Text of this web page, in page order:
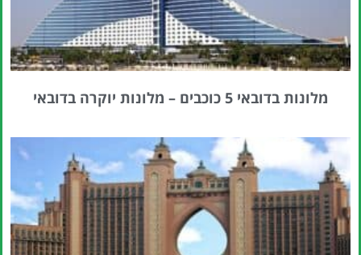
מלונות בדובאי 5 כוכבים – מלונות יוקרה בדובאי